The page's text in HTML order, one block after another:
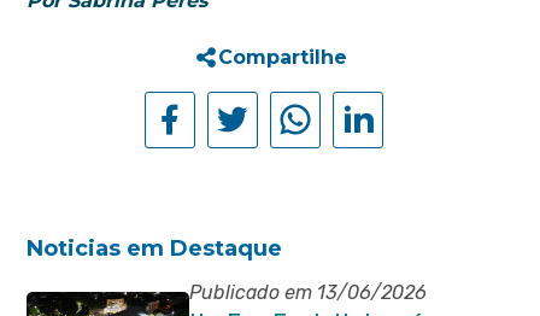
Compartilhe
Noticias em Destaque
Publicado em 13/06/2026